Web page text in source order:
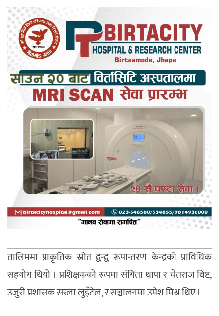
तालिममा प्राकृतिक स्रोत द्वन्द्व रूपान्तरण केन्द्रको प्राविधिक
सहयोग थियो । प्रशिक्षकको रूपमा संगिता थापा र चेतराज विष्ट,
उजुरी प्रशासक सरला लुइँटेल, र सञ्चालनमा उमेश मिश्र थिए ।